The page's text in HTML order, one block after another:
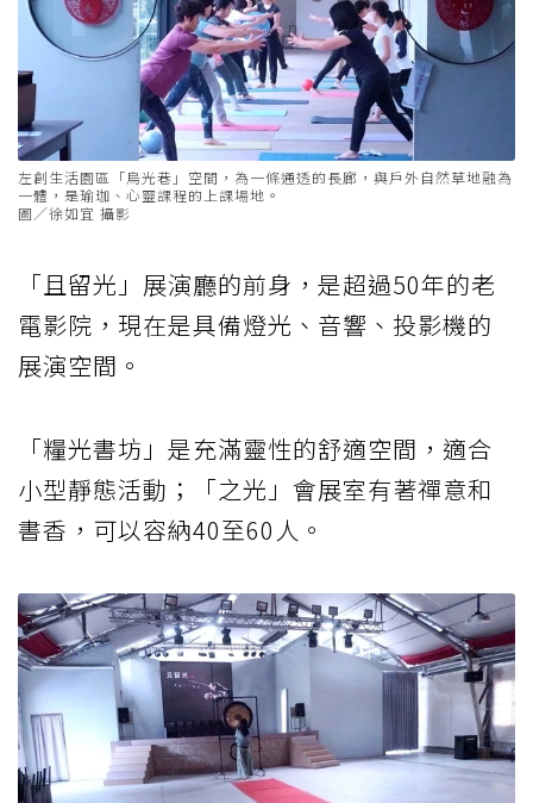
左創生活園區「烏光巷」空間，為一條通透的長廊，與戶外自然草地融為
一體，是瑜珈、心靈課程的上課場地。
圖／徐如宜 攝影
「且留光」展演廳的前身，是超過50年的老
電影院，現在是具備燈光、音響、投影機的
展演空間。
「糧光書坊」是充滿靈性的舒適空間，適合
小型靜態活動；「之光」會展室有著禪意和
書香，可以容納40至60人。